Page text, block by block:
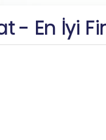
- En İyi